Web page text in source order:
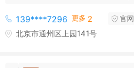
139****7296 更多 2 官网
北京市通州区上园141号